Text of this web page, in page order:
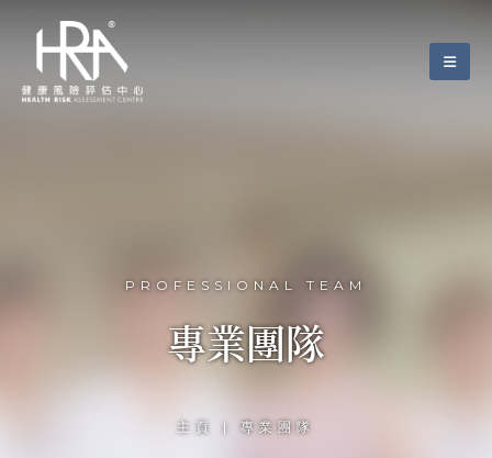
PROFESSIONAL TEAM
專業團隊
主頁 | 專業團隊